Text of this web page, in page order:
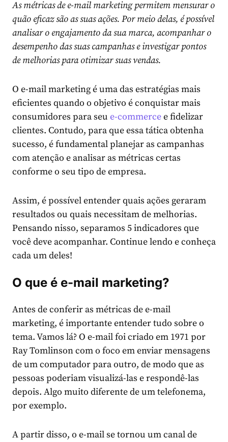
As métricas de e-mail marketing permitem mensurar o
quão eficaz são as suas ações. Por meio delas, é possível
analisar o engajamento da sua marca, acompanhar o
desempenho das suas campanhas e investigar pontos
de melhorias para otimizar suas vendas.
O e-mail marketing é uma das estratégias mais
eficientes quando o objetivo é conquistar mais
consumidores para seu e-commercee fidelizar
clientes. Contudo, para que essa tática obtenha
sucesso, é fundamental planejar as campanhas
com atenção e analisar as métricas certas
conforme o seu tipo de empresa.
Assim, é possível entender quais ações geraram
resultados ou quais necessitam de melhorias.
Pensando nisso, separamos 5 indicadores que
você deve acompanhar. Continue lendo e conheça
cada um deles!
O que é e-mail marketing?
Antes de conferir as métricas de e-mail
marketing, é importante entender tudo sobre o
tema. Vamos lá? O e-mail foi criado em 1971 por
Ray Tomlinson com o foco em enviar mensagens
de um computador para outro, de modo que as
pessoas poderiam visualizá-las e respondê-las
depois. Algo muito diferente de um telefonema,
por exemplo.
A partir disso, o e-mail se tornou um canal de